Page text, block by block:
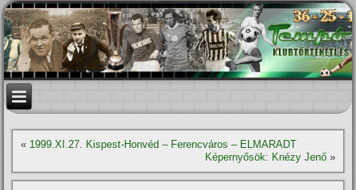
« 1999.XI.27. Kispest-Honvéd – Ferencváros – ELMARADT
Képernyősök: Knézy Jenő»